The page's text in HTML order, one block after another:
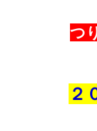
つ
２